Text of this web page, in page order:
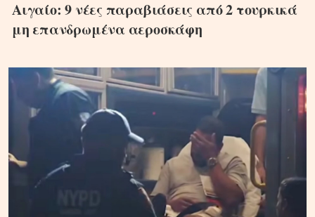
Αιγαίο: 9 νέες παραβιάσεις από 2 τουρκικά
μη επανδρωμένα αεροσκάφη